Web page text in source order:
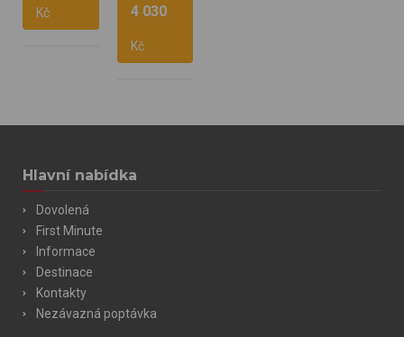
Vlastní
Kč
Vlastní
4 030
Kč
Hlavní nabídka
Dovolená
First Minute
Informace
Destinace
Kontakty
Nezávazná poptávka